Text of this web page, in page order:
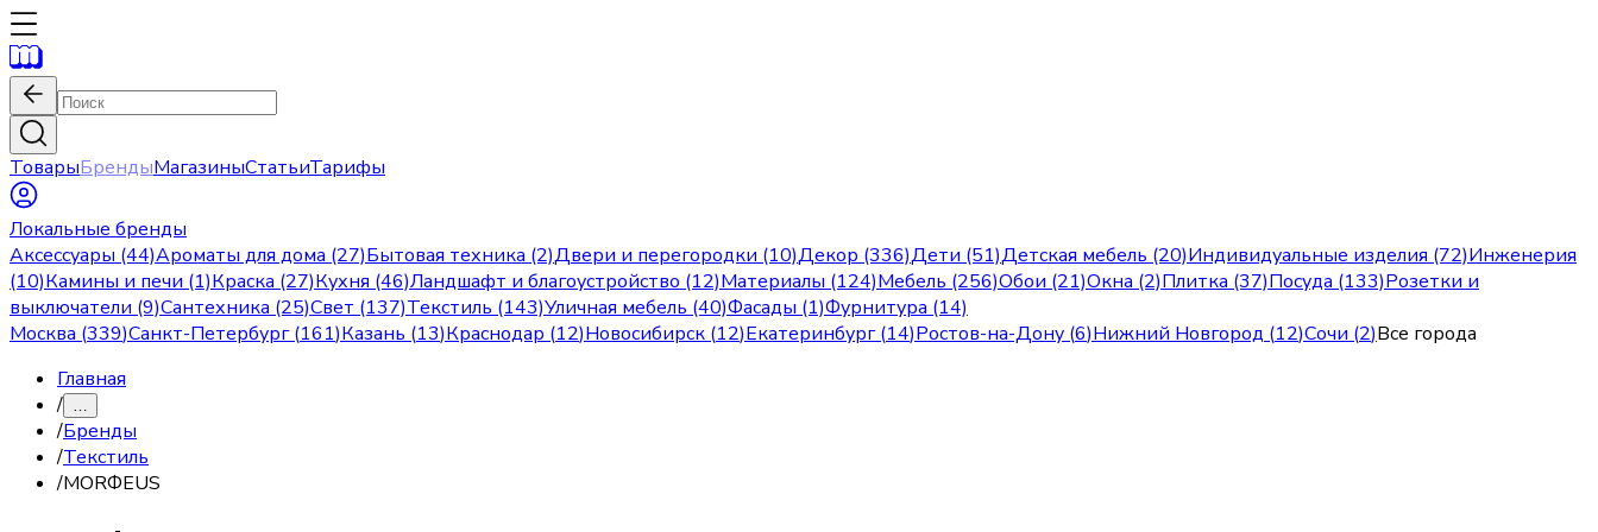
ТоварыБрендыМагазиныСтатьиТарифы
Локальные бренды
Аксессуары (44)Ароматы для дома (27)Бытовая техника (2)Двери и перегородки (10)Декор (336)Дети (51)Детская мебель (20)Индивидуальные изделия (72)Инженерия
(10)Камины и печи (1)Краска (27)Кухня (46)Ландшафт и благоустройство (12)Материалы (124)Мебель (256)Обои (21)Окна (2)Плитка (37)Посуда (133)Розетки и
выключатели (9)Сантехника (25)Свет (137)Текстиль (143)Уличная мебель (40)Фасады (1)Фурнитура (14)
Москва (339)Санкт-Петербург(161)Казань (13)Краснодар (12)Новосибирск (12)Екатеринбург(14)Ростов-на-Дону (6)Нижний Новгород (12)Сочи (2)Все города
Главная
/ …
/Бренды
/Текстиль
/MORФEUS